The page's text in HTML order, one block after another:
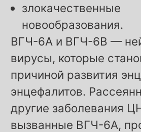
злокачественные
новообразования.
ВГЧ-6А и ВГЧ-6В —
вирусы, которые
причиной развития
энцефалитов.
другие заболевания
вызванные ВГЧ-6А,